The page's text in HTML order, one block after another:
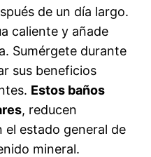
de un día largo.
caliente y añade
Sumérgete durante
sus beneficios
Estos baños
, reducen
el estado general de
mineral.